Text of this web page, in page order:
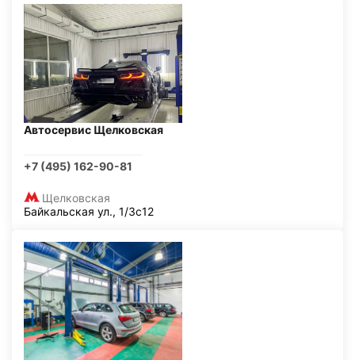
Автосервис Щелковская
+7 (495) 162-90-81
Щелковская
Байкальская ул., 1/3с12